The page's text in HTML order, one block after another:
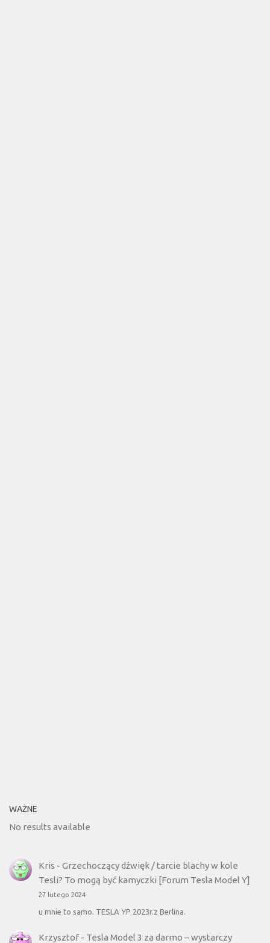
WAŻNE
No results available
Kris - Grzechoczący dźwięk / tarcie blachy w kole
Tesli? To mogą być kamyczki [Forum Tesla Model Y]
27 lutego 2024
u mnie to samo. TESLA YP 2023r.z Berlina.
Krzysztof- Tesla Model 3 za darmo – wystarczy